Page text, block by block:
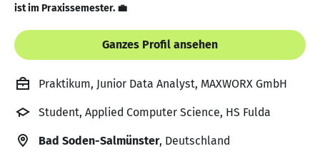
ist im Praxissemester. 💼
Ganzes Profil ansehen
Praktikum, Junior Data Analyst, MAXWORX GmbH
Student, Applied Computer Science, HS Fulda
Bad Soden-Salmünster, Deutschland